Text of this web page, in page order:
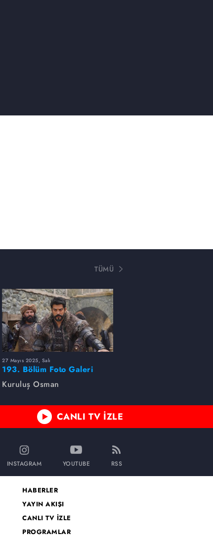
TÜMÜ
27 Mayıs 2025, Salı
193. Bölüm Foto Galeri
Kuruluş Osman
CANLI TV İZLE
INSTAGRAM YOUTUBE RSS
HABERLER
YAYIN AKIŞI
CANLI TV İZLE
PROGRAMLAR